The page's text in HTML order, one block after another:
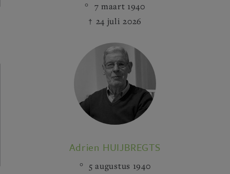
7 maart 1940
24 juli 2026
Adrien HUIJBREGTS
5 augustus 1940